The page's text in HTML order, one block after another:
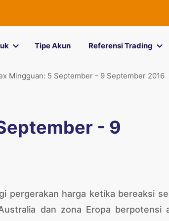
Tipe Akun Referensi Trading
Mingguan: 5 September - 9 September 2016
- 9
pergerakan harga ketika bereaksi
dan zona Eropa berpotensi